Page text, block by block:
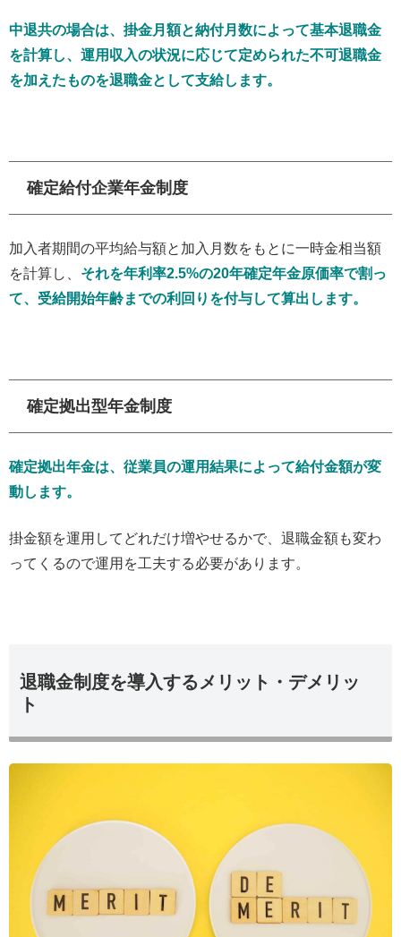
中退共の場合は、掛金月額と納付月数によって基本退職金
を計算し、運用収入の状況に応じて定められた不可退職金
を加えたものを退職金として支給します。
確定給付企業年金制度
加入者期間の平均給与額と加入月数をもとに一時金相当額
を計算し、 それを年利率2.5%の20年確定年金原価率で割っ
て、受給開始年齢までの利回りを付与して算出します。
確定拠出型年金制度
確定拠出年金は、従業員の運用結果によって給付金額が変
動します。
掛金額を運用してどれだけ増やせるかで、退職金額も変わ
ってくるので運用を工夫する必要があります。
退職金制度を導入するメリット・デメリッ
ト